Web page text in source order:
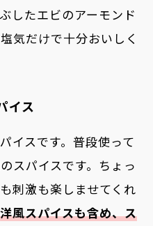
したエビのアーモンド
気だけで十分おいしく
イス
イスです。普段使って
スパイスです。ちょっ
刺激も楽しませてくれ
洋風スパイスも含め、ス